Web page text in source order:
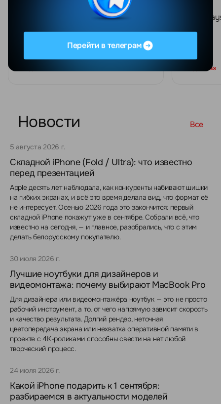
Sony PlayStation 5 Slim Digital
Edition
Sony
Под заказ
Новости Все
5 августа 2026 г.
Складной iPhone (Fold / Ultra): что известно
перед презентацией
Apple десять лет наблюдала, как конкуренты набивают шишки
на гибких экранах, и всё это время делала вид, что формат её
не интересует. Осенью 2026 года это закончится: первый
складной iPhone покажут уже в сентябре. Собрали всё, что
известно на сегодня, — и главное, разобрались, что с этим
делать белорусскому покупателю.
30 июля 2026 г.
Лучшие ноутбуки для дизайнеров и
видеомонтажа: почему выбирают MacBook Pro
Для дизайнера или видеомонтажёра ноутбук — это не просто
рабочий инструмент, а то, от чего напрямую зависит скорость
и качество результата. Долгий рендер, неточная
цветопередача экрана или нехватка оперативной памяти в
проекте с 4K-роликами способны свести на нет любой
творческий процесс.
24 июля 2026 г.
Какой iPhone подарить к 1 сентября:
разбираемся в актуальности моделей
Перейти в телеграм